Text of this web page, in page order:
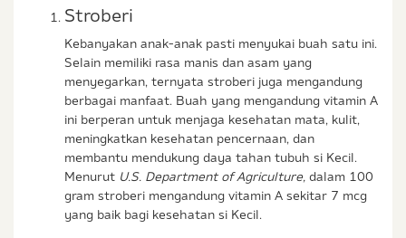
Stroberi
Kebanyakan anak-anak pasti menyukai buah satu ini.
Selain memiliki rasa manis dan asam yang
menyegarkan, ternyata stroberi juga mengandung
berbagai manfaat. Buah yang mengandung vitamin A
ini berperan untuk menjaga kesehatan mata, kulit,
meningkatkan kesehatan pencernaan, dan
membantu mendukung daya tahan tubuh si Kecil.
Menurut U.S. Department of Agriculture, dalam 100
gram stroberi mengandung vitamin A sekitar 7 mcg
yang baik bagi kesehatan si Kecil.